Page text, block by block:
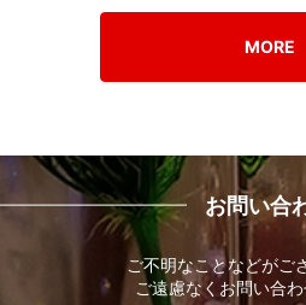
MORE
お問い合
ご不明なことなどがご
ご遠慮なくお問い合わ